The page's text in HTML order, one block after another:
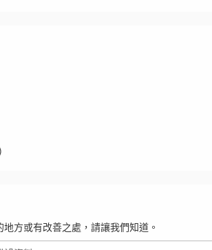
方或有改善之處，請讓我們知道。